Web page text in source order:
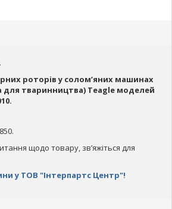
роторів у солом’яних машинах
для тваринництва) Teagle моделей
щодо товару, зв’яжіться для
у ТОВ "Інтерпартс Центр"!